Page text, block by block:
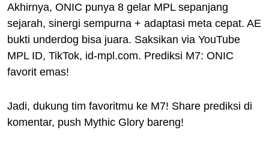
Akhirnya, ONIC punya 8 gelar MPL sepanjang
sejarah, sinergi sempurna + adaptasi meta cepat. AE
bukti underdog bisa juara. Saksikan via YouTube
MPL ID, TikTok, id-mpl.com. Prediksi M7: ONIC
favorit emas!
Jadi, dukung tim favoritmu ke M7! Share prediksi di
komentar, push Mythic Glory bareng!